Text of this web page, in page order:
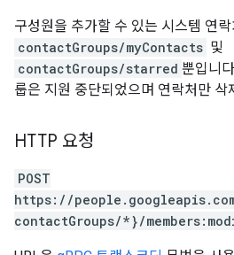
구성원을 추가할 수 있는 시스템 연
contactGroups/myContacts 및
contactGroups/starred 뿐입니
룹은 지원 중단되었으며 연락처만 삭
HTTP 요청
POST
https://
contactGroups/*}/